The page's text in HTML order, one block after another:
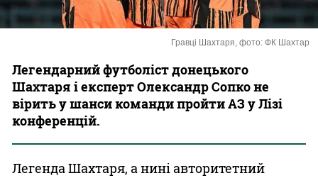
Гравці Шахтаря, фото: ФК Шахтар
Легендарний футболіст донецького
Шахтаря і експерт Олександр Сопко не
вірить у шанси команди пройти АЗ у Лізі
конференцій.
Легенда Шахтаря, а нині авторитетний